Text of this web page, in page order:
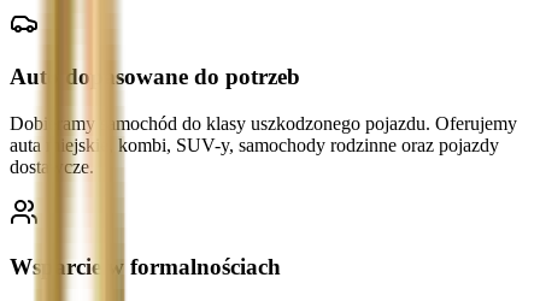
Auto dopasowane do potrzeb
Dobieramy samochód do klasy uszkodzonego pojazdu. Oferujemy
auta miejskie, kombi, SUV-y, samochody rodzinne oraz pojazdy
dostawcze.
Wsparcie w formalnościach